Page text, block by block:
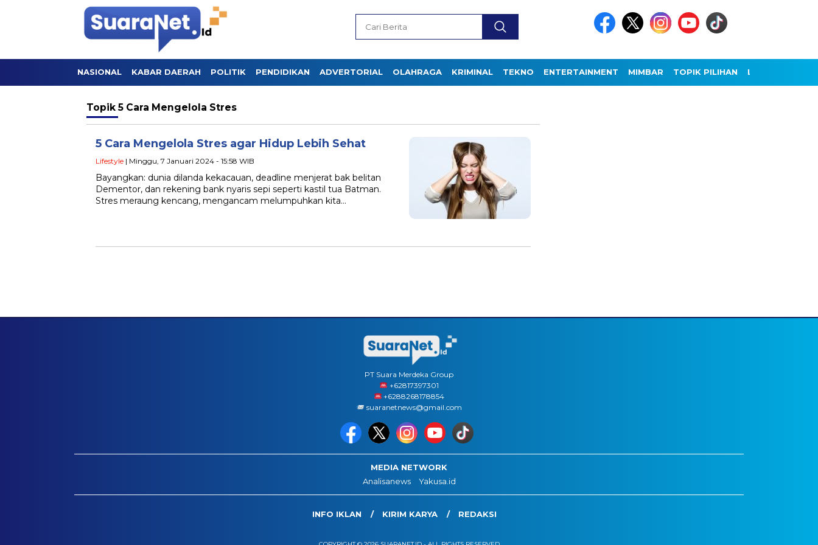
NASIONAL KABAR DAERAH POLITIK PENDIDIKAN ADVERTORIAL OLAHRAGA KRIMINAL TEKNO ENTERTAINMENT MIMBAR TOPIK PILIHAN LAINNYA
Topik 5 Cara Mengelola Stres
5 Cara Mengelola Stres agar Hidup Lebih Sehat
Lifestyle | Minggu, 7 Januari 2024 - 15:58 WIB
Bayangkan: dunia dilanda kekacauan, deadline menjerat bak belitan
Dementor, dan rekening bank nyaris sepi seperti kastil tua Batman.
Stres meraung kencang, mengancam melumpuhkan kita…
PT Suara Merdeka Group
‪+62817397301
+6288268178854
suaranetnews@gmail.com
MEDIA NETWORK
Analisanews
Yakusa.id
INFO IKLAN KIRIM KARYA REDAKSI